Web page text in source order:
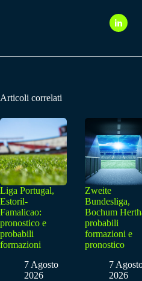
Articoli correlati
Liga Portugal,
Estoril-
Famalicao:
pronostico e
probabili
formazioni
7 Agosto
2026
Zweite
Bundesliga,
Bochum
probabili
formazioni e
pronostico
7
2026